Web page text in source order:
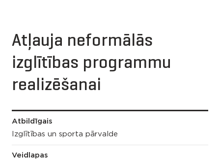
Atļauja neformālās
izglītības programmu
realizēšanai
Atbildīgais
Izglītības un sporta pārvalde
Veidlapas